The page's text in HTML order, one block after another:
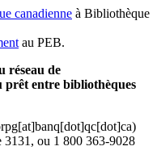
canadienne à Bibliothèque
au PEB.
réseau de
prêt entre bibliothèques
)
3131, ou 1 800 363-9028